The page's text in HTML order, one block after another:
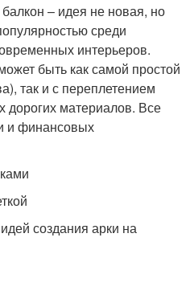
– идея не новая, но
среди
интерьеров.
быть как самой простой
так и с переплетением
материалов. Все
и финансовых
создания арки на